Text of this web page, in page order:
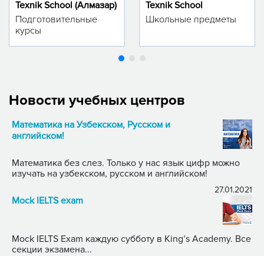
Texnik School (Алмазар)
Подготовительные
курсы
Texnik School
Школьные предметы
Новости учебных центров
Математика на Узбекском, Русском и
английском!
Математика без слез. Только у нас язык цифр можно
изучать на узбекском, русском и английском!
27.01.2021
Mock IELTS exam
Mock IELTS Exam каждую субботу в King’s Academy. Все
секции экзамена...